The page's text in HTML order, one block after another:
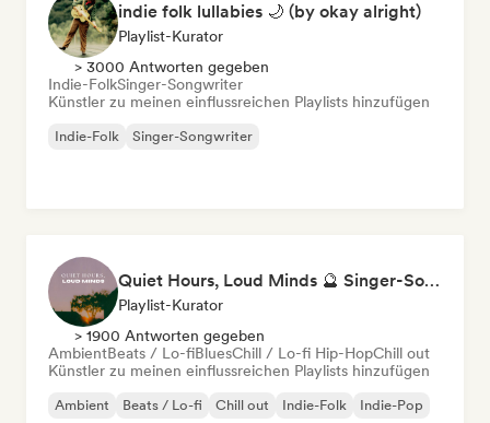
indie folk lullabies 🌙 (by okay alright)
Playlist-Kurator
> 3000 Antworten gegeben
Indie-FolkSinger-Songwriter
Künstler zu meinen einflussreichen Playlists hinzufügen
Indie-Folk Singer-Songwriter
Quiet Hours, Loud Minds 🔮 Singer-Songwriter, Bedroom Pop & Dream Pop
Playlist-Kurator
> 1900 Antworten gegeben
AmbientBeats / Lo-fiBluesChill / Lo-fi Hip-HopChill out
Künstler zu meinen einflussreichen Playlists hinzufügen
Ambient Beats / Lo-fi Chill out Indie-Folk Indie-Pop